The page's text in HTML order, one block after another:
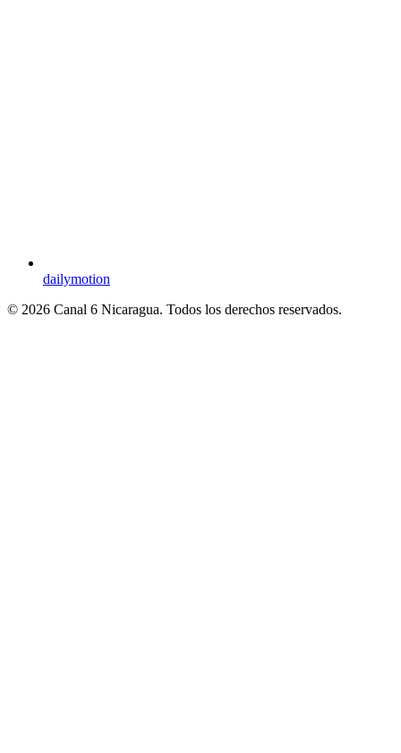
dailymotion
© 2026 Canal 6 Nicaragua. Todos los derechos reservados.